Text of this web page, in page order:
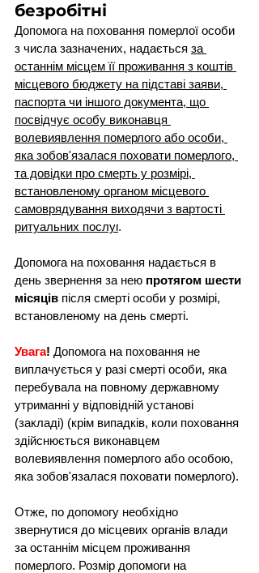
безробітні
Допомога на поховання померлої особи
з числа зазначених, надається за
останнім місцем її проживання з коштів
місцевого бюджету на підставі заяви,
паспорта чи іншого документа, що
посвідчує особу виконавця
волевиявлення померлого або особи,
яка зобов'язалася поховати померлого,
та довідки про смерть у розмірі,
встановленому органом місцевого
самоврядування виходячи з вартості
ритуальних послуг.
Допомога на поховання надається в
день звернення за нею протягом шести
місяців після смерті особи у розмірі,
встановленому на день смерті.
Увага! Допомога на поховання не
виплачується у разі смерті особи, яка
перебувала на повному державному
утриманні у відповідній установі
(закладі) (крім випадків, коли поховання
здійснюється виконавцем
волевиявлення померлого або особою,
яка зобов'язалася поховати померлого).
Отже, по допомогу необхідно
звернутися до місцевих органів влади
за останнім місцем проживання
померлого. Розмір допомоги на